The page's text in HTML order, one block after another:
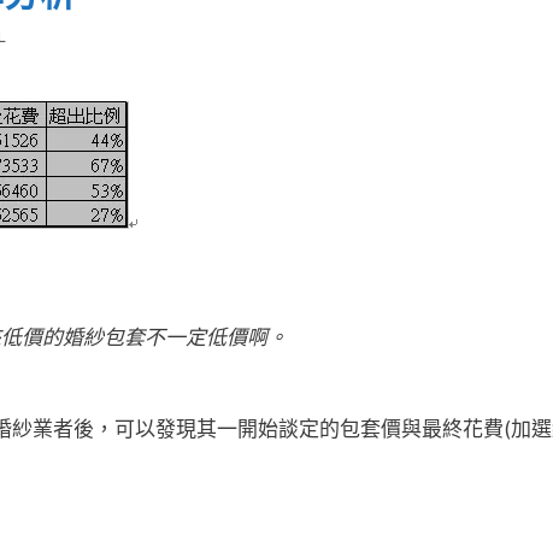
價的婚紗包套不一定低價啊。
紗業者後，可以發現其一開始談定的包套價與最終花費(加